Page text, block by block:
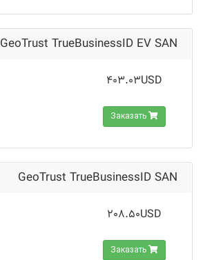
GeoTrust TrueBusinessID EV SAN
403.03USD
Заказать
GeoTrust TrueBusinessID SAN
208.50USD
Заказать